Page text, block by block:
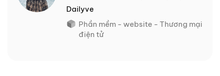
Dailyve
Phần mềm - website - Thương mại
điện tử